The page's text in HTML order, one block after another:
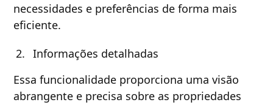
necessidades e preferências de forma mais
eficiente.
Informações detalhadas
Essa funcionalidade proporciona uma visão
abrangente e precisa sobre as propriedades